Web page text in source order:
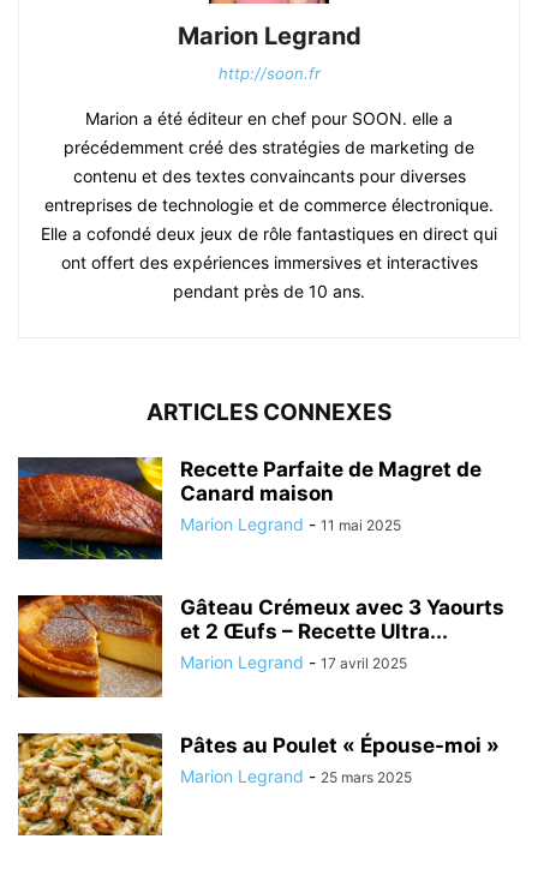
Marion Legrand
http://soon.fr
Marion a été éditeur en chef pour SOON. elle a
précédemment créé des stratégies de marketing de
contenu et des textes convaincants pour diverses
entreprises de technologie et de commerce électronique.
Elle a cofondé deux jeux de rôle fantastiques en direct qui
ont offert des expériences immersives et interactives
pendant près de 10 ans.
ARTICLES CONNEXES
Recette Parfaite de Magret de
Canard maison
Marion Legrand - 11 mai 2025
Gâteau Crémeux avec 3 Yaourts
et 2 Œufs – Recette Ultra...
Marion Legrand - 17 avril 2025
Pâtes au Poulet « Épouse-moi »
Marion Legrand - 25 mars 2025